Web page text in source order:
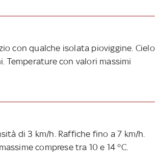
con qualche isolata pioviggine. Cielo
Temperature con valori massimi
di 3 km/h. Raffiche fino a 7 km/h.
comprese tra 10 e 14 °C.